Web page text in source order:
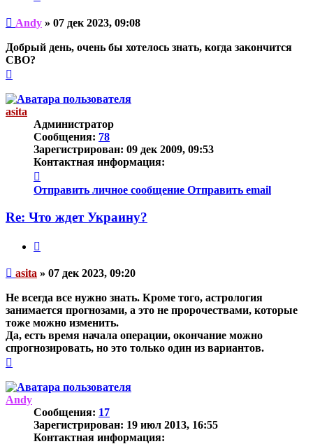
Непрочитанное
сообщение
Andy » 07 дек 2023, 09:08
Добрый день, очень бы хотелось знать, когда закончится
СВО?
началу
asita
Администратор
Сообщения: 78
Зарегистрирован: 09 дек 2009, 09:53
Контактная информация:
информация
пользователя
Отправить личное сообщение Отправить email
Re: Что ждет Украину?
Непрочитанное
сообщение
asita » 07 дек 2023, 09:20
Не всегда все нужно знать. Кроме того, астрология
занимается прогнозами, а это не пророчествами, которые
тоже можно изменить.
Да, есть время начала операции, окончание можно
спрогнозировать, но это только один из вариантов.
началу
Andy
Сообщения: 17
Зарегистрирован: 19 июл 2013, 16:55
Контактная информация: